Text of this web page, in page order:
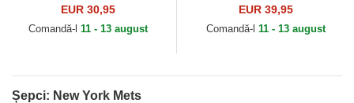
York Mets MLB de New Era
EUR 30,95
Comandă-l 11 - 13 august
New York Mets MLB de 47
Brand
EUR 39,95
Comandă-l 11 - 13 august
Șepci: New York Mets